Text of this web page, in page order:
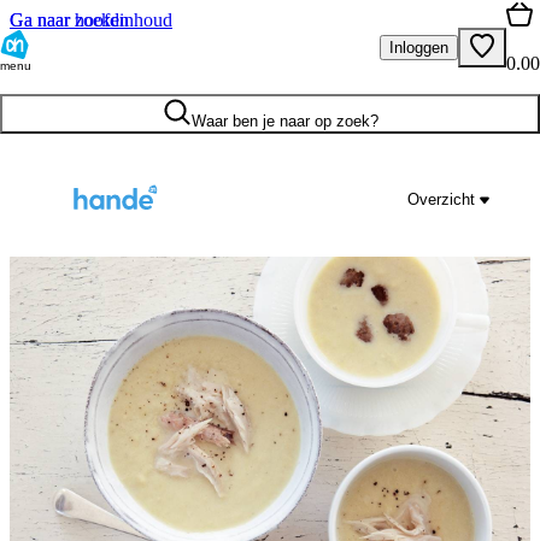
Ga naar hoofdinhoud
Ga naar zoeken
menu
Inloggen
0.00
Waar ben je naar op zoek?
Overzicht